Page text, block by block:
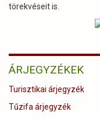
törekvéseit is.
ÁRJEGYZÉKEK
Turisztikai árjegyzék
Tűzifa árjegyzék